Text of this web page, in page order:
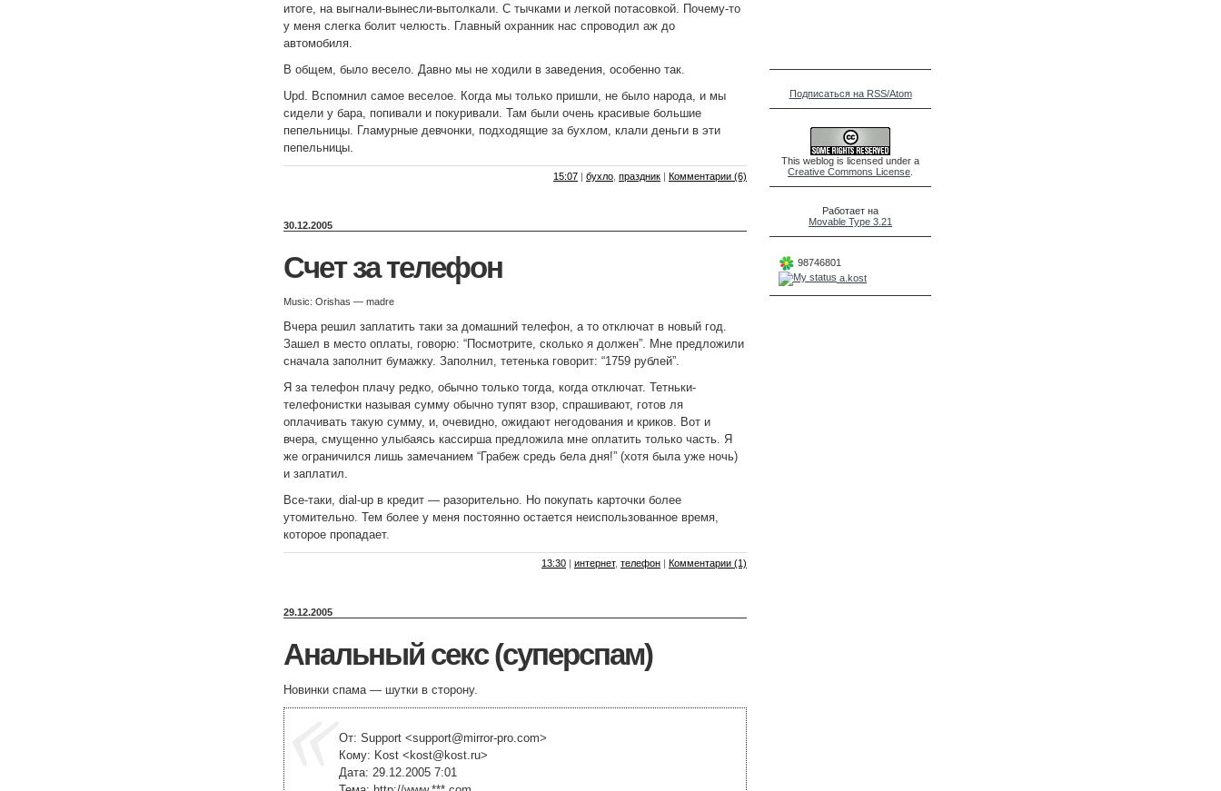
итоге, на выгнали-вынесли-вытолкали. С тычками и легкой потасовкой. Почему-то
у меня слегка болит челюсть. Главный охранник нас спроводил аж до
автомобиля.
В общем, было весело. Давно мы не ходили в заведения, особенно так.
Upd. Вспомнил самое веселое. Когда мы только пришли, не было народа, и мы
сидели у бара, попивали и покуривали. Там были очень красивые большие
пепельницы. Гламурные девчонки, подходящие за бухлом, клали деньги в эти
пепельницы.
15:07 | бухло праздник | Комментарии (6)
30.12.2005
Счет за телефон
Music: Orishas — madre
Вчера решил заплатить таки за домашний телефон, а то отключат в новый год.
Зашел в место оплаты, говорю: “Посмотрите, сколько я должен”. Мне предложили
сначала заполнит бумажку. Заполнил, тетенька говорит: “1759 рублей”.
Я за телефон плачу редко, обычно только тогда, когда отключат. Тетньки-
телефонистки называя сумму обычно тупят взор, спрашивают, готов ля
оплачивать такую сумму, и, очевидно, ожидают негодования и криков. Вот и
вчера, смущенно улыбаясь кассирша предложила мне оплатить только часть. Я
же ограничился лишь замечанием “Грабеж средь бела дня!” (хотя была уже ночь)
и заплатил.
Все-таки, dial-up в кредит — разорительно. Но покупать карточки более
утомительно. Тем более у меня постоянно остается неиспользованное время,
которое пропадает.
13:30 | интернет, телефон | Комментарии (1)
29.12.2005
Анальный секс (суперспам)
Новинки спама — шутки в сторону.
От: Support <support@mirror-pro.com>
Кому: Kost < kost@kost.ru>
Дата: 29.12.2005 7:01
Подписаться на RSS/Atom
This weblog is licensed under a
Creative Commons License
Работает на
Movable Type 3.21
98746801
a.kost